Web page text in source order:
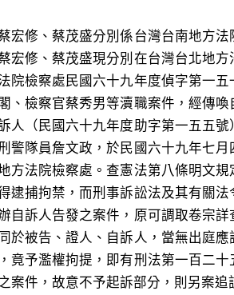
宏修、蔡茂盛分別係台灣台南地方
宏修、蔡茂盛現分別在台灣台北地方
院檢察處民國六十九年度偵字第一
、檢察官蔡秀男等瀆職案件，經傳
人（民國六十九年度助字第一五五
警隊員詹文政，於民國六十九年七月
方法院檢察處。查憲法第八條明文
逮捕拘禁，而刑事訴訟法及其有關
自訴人告發之案件，原可調取卷宗詳
於被告、證人、自訴人，當無出庭
竟予濫權拘提，即有刑法第一百二
案件，故意不予起訴部分，則另案追